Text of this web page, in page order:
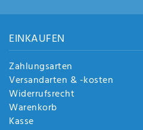
rag
e
sen
de
n
EINKAUFEN
Zahlungsarten
Versandarten & -kosten
Widerrufsrecht
Warenkorb
Kasse